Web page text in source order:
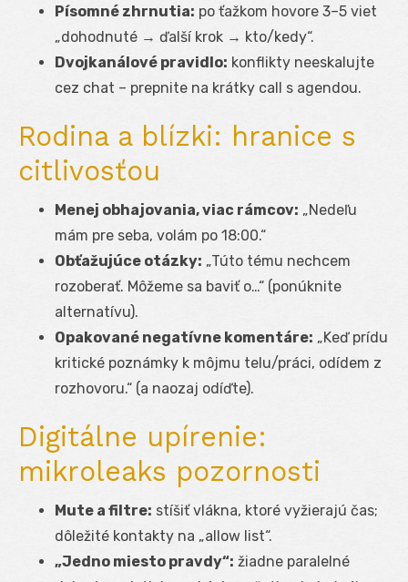
Písomné zhrnutia: po ťažkom hovore 3–5 viet
„dohodnuté → ďalší krok → kto/kedy“.
Dvojkanálové pravidlo: konflikty neeskalujte
cez chat – prepnite na krátky call s agendou.
Rodina a blízki: hranice s
citlivosťou
Menej obhajovania, viac rámcov: „Nedeľu
mám pre seba, volám po 18:00.“
Obťažujúce otázky: „Túto tému nechcem
rozoberať. Môžeme sa baviť o…“ (ponúknite
alternatívu).
Opakované negatívne komentáre: „Keď prídu
kritické poznámky k môjmu telu/práci, odídem z
rozhovoru.“ (a naozaj odíďte).
Digitálne upírenie:
mikroleaks pozornosti
Mute a filtre: stíšiť vlákna, ktoré vyžierajú čas;
dôležité kontakty na „allow list“.
„Jedno miesto pravdy“: žiadne paralelné